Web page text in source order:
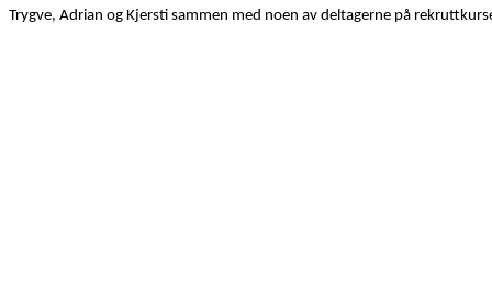
Trygve, Adrian og Kjersti sammen med noen av deltagerne på